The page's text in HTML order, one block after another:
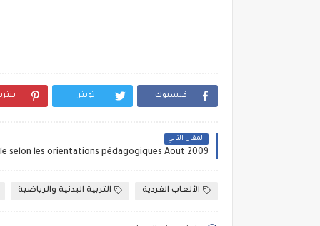
فيسبوك تويتر
المقال التالي
الألعاب الفردية التربية البدنية والرياضية